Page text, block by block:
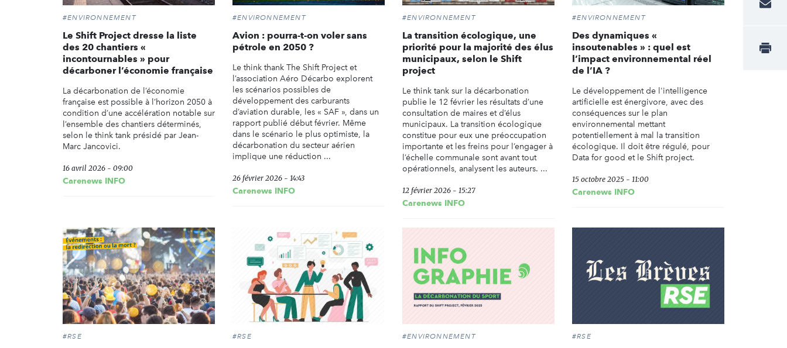
#ENVIRONNEMENT
Le Shift Project dresse la liste
des 20 chantiers «
incontournables » pour
décarboner l’économie française
La décarbonation de l’économie
française est possible à l’horizon 2050 à
condition d’une accélération notable sur
l’ensemble des chantiers déterminés,
selon le think tank présidé par Jean-
Marc Jancovici.
16 avril 2026 - 09:00
Carenews INFO
#ENVIRONNEMENT
Avion : pourra-t-on voler sans
pétrole en 2050 ?
Le think thank The Shift Project et
l’association Aéro Décarbo explorent
les scénarios possibles de
développement des carburants
d’aviation durable, les « SAF », dans un
rapport publié début février. Même
dans le scénario le plus optimiste, la
décarbonation du secteur aérien
implique une réduction ...
26 février 2026 - 14:43
Carenews INFO
#ENVIRONNEMENT
La transition écologique, une
priorité pour la majorité des élus
municipaux, selon le Shift
project
Le think tank sur la décarbonation
publie le 12 février les résultats d’une
consultation de maires et d’élus
municipaux. La transition écologique
constitue pour eux une préoccupation
importante et les freins pour l’engager à
l’échelle communale sont avant tout
opérationnels, analysent les auteurs. ...
12 février 2026 - 15:27
Carenews INFO
#ENVIRONNEMENT
Des dynamiques «
insoutenables » : quel est
l’impact environnemental réel
de l’IA ?
Le développement de l'intelligence
artificielle est énergivore, avec des
conséquences sur le plan
environnemental mettant
potentiellement à mal la transition
écologique. Il doit être régulé, pour
Data for good et le Shift project.
15 octobre 2025 - 11:00
Carenews INFO
#RSE #RSE #ENVIRONNEMENT #RSE